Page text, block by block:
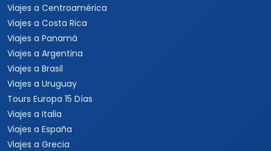
Viajes a Centroamérica
Viajes a Costa Rica
Viajes a Panamá
Viajes a Argentina
Viajes a Brasil
Viajes a Uruguay
Tours Europa 15 Días
Viajes a Italia
Viajes a España
Viajes a Grecia